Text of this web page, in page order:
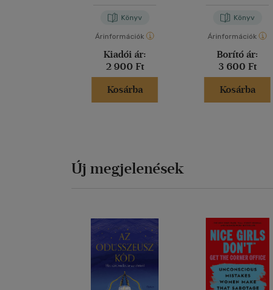
Könyv
Árinformációk
Kiadói ár:
2 900 Ft
Kosárba
Könyv
Árinformációk
Borító ár:
3 600 Ft
Kosárba
Új megjelenések